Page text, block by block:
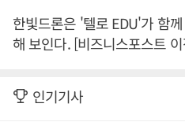
한빛드론은 '텔로 EDU'가 함
해 보인다. [비즈니스포스트
인기기사